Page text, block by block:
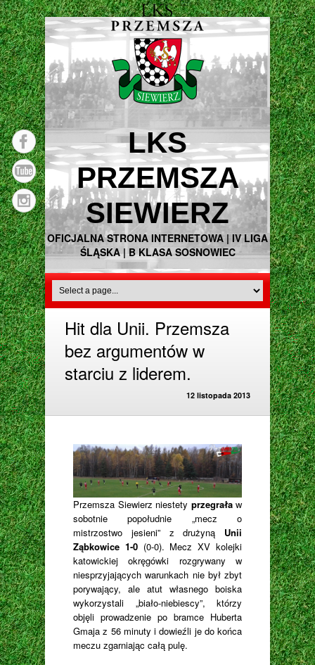
LKS
PRZEMSZA
SIEWIERZ
OFICJALNA STRONA INTERNETOWA | IV LIGA
ŚLĄSKA | B KLASA SOSNOWIEC
Hit dla Unii. Przemsza
bez argumentów w
starciu z liderem.
12 listopada 2013
Przemsza Siewierz niestety przegraław
sobotnie popołudnie „mecz o
mistrzostwo jesieni” z drużyną Unii
Ząbkowice 1-0(0-0). Mecz XV kolejki
katowickiej okręgówki rozgrywany w
niesprzyjających warunkach nie był zbyt
porywający, ale atut własnego boiska
wykorzystali „biało-niebiescy”, którzy
objęli prowadzenie po bramce Huberta
Gmaja z 56 minuty i dowieźli je do końca
meczu zgarniając całą pulę.